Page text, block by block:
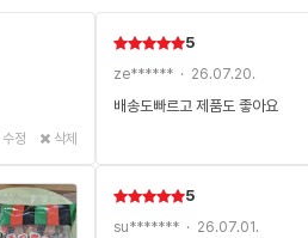
수정 삭제
5
ze****** · 26.07.20.
배송도빠르고 제품도 좋아요
5
su******* · 26.07.01.